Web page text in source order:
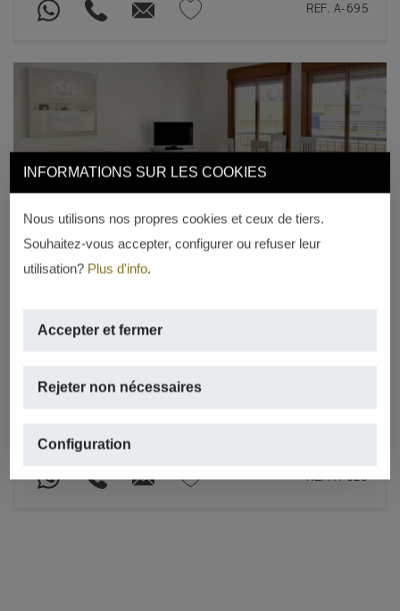
INFORMATIONS SUR LES COOKIES
Nous utilisons nos propres cookies et ceux de tiers.
Souhaitez-vous accepter, configurer ou refuser leur
utilisation? Plus d'info.
Accepter et fermer
Rejeter non nécessaires
Configuration
REF. A-695
Previous Next
REF. A-626